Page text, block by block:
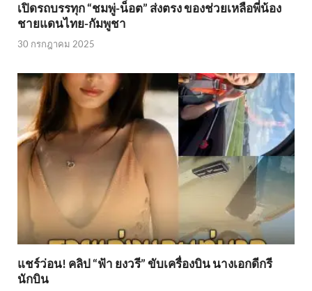
เปิดรถบรรทุก “ชมพู่-น็อต” ส่งตรง ของช่วยเหลือพี่น้อง
ชายแดนไทย-กัมพูชา
30 กรกฎาคม 2025
แชร์ว่อน! คลิป “ฟ้า ยงวรี” ขับเครื่องบิน นางเอกดีกรี
นักบิน